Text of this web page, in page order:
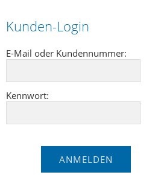
Kunden-Login
E-Mail oder Kundennummer:
Kennwort: